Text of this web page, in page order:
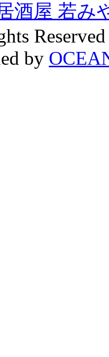
酒屋 若み
Reserved
by